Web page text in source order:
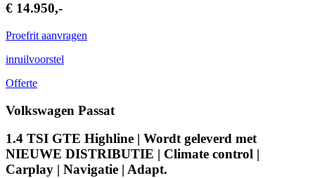
€ 14.950,-
Proefrit aanvragen
inruilvoorstel
Offerte
Volkswagen Passat
1.4 TSI GTE Highline | Wordt geleverd met
NIEUWE DISTRIBUTIE | Climate control |
Carplay | Navigatie | Adapt.